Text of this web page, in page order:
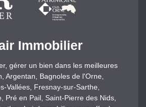
Immobilier
gérer un bien dans les meilleures
Argentan, Bagnoles de l'Orne,
Vallées, Fresnay-sur-Sarthe,
Pré en Pail, Saint-Pierre des Nids,